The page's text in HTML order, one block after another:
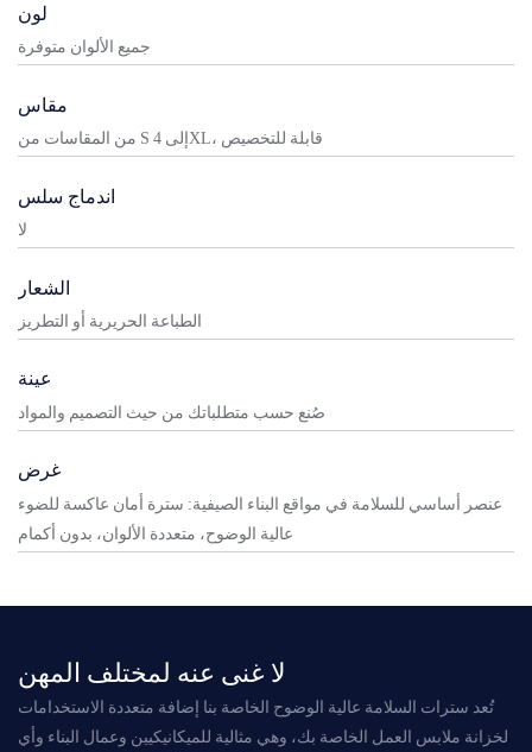
لون
جميع الألوان متوفرة
مقاس
من المقاسات من S إلى 4XL، قابلة للتخصيص
اندماج سلس
لا
الشعار
الطباعة الحريرية أو التطريز
عينة
صُنع حسب متطلباتك من حيث التصميم والمواد
غرض
عنصر أساسي للسلامة في مواقع البناء الصيفية: سترة أمان عاكسة للضوء
عالية الوضوح، متعددة الألوان، بدون أكمام
لا غنى عنه لمختلف المهن
تُعد سترات السلامة عالية الوضوح الخاصة بنا إضافة متعددة الاستخدامات
لخزانة ملابس العمل الخاصة بك، وهي مثالية للميكانيكيين وعمال البناء وأي